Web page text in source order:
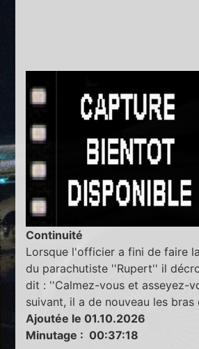
Continuité
Lorsque l'officier a fini de faire
du parachutiste ''Rupert'' il
dit : ''Calmez-vous et asseyez-
suivant, il a de nouveau les bras
Ajoutée le 01.10.2026
Minutage : 00:37:18